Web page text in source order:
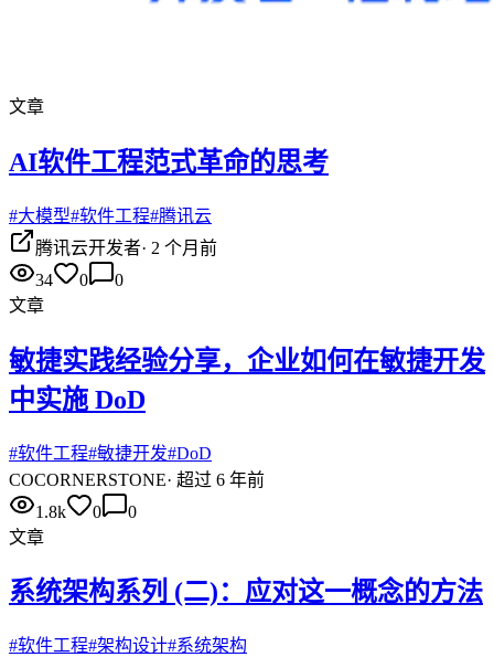
文章
AI软件工程范式革命的思考
#大模型#软件工程#腾讯云
腾讯云开发者· 2 个月前
34
0
0
文章
敏捷实践经验分享，企业如何在敏捷开发
中实施 DoD
#软件工程#敏捷开发#DoD
COCORNERSTONE· 超过 6 年前
1.8k
0
0
文章
系统架构系列 (二)：应对这一概念的方法
#软件工程#架构设计#系统架构